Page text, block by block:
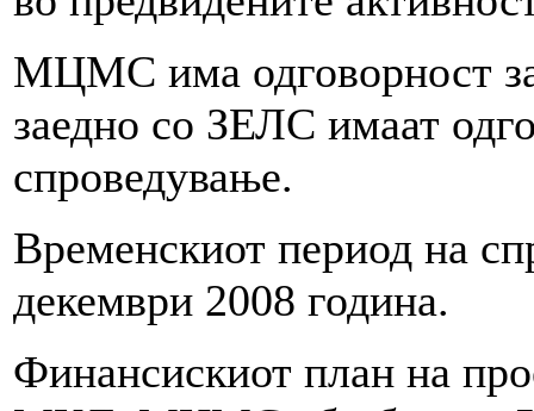
МЦМС има одговорност
заедно со ЗЕЛС имаат
спроведување.
Временскиот период на
декември 2008 година.
Финансискиот план на